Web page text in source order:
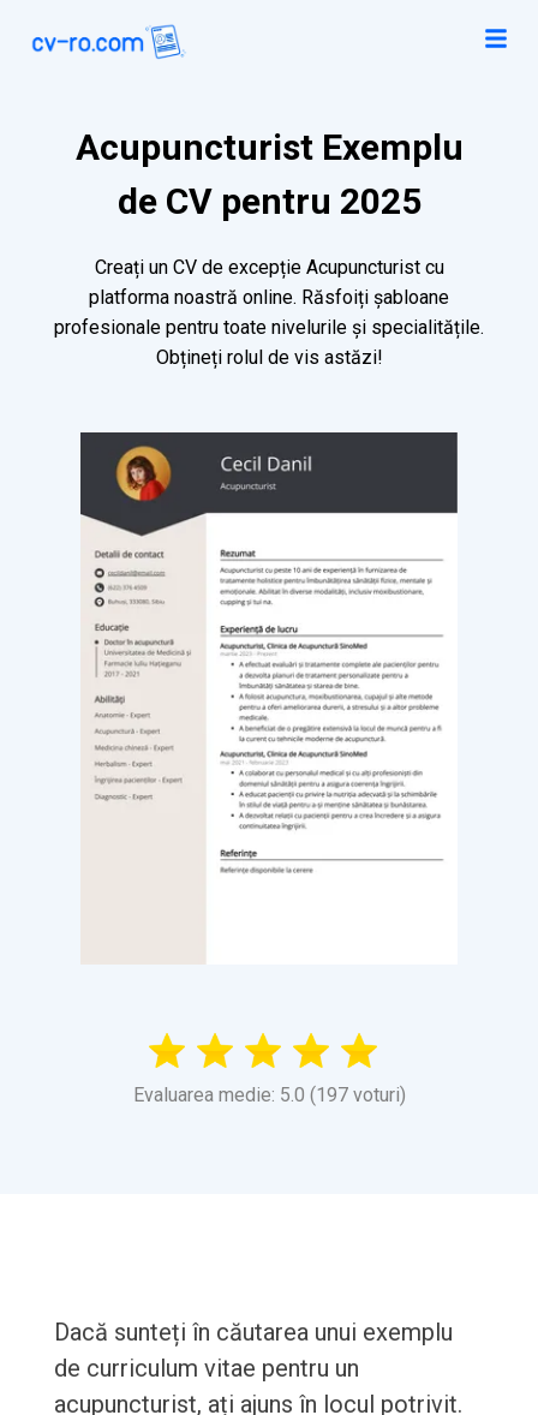
Acupuncturist Exemplu
de CV pentru 2025
Creați un CV de excepție Acupuncturist cu
platforma noastră online. Răsfoiți șabloane
profesionale pentru toate nivelurile și specialitățile.
Obțineți rolul de vis astăzi!
Evaluarea medie: 5.0 (197 voturi)
Dacă sunteți în căutarea unui exemplu
de curriculum vitae pentru un
acupuncturist, ați ajuns în locul potrivit.